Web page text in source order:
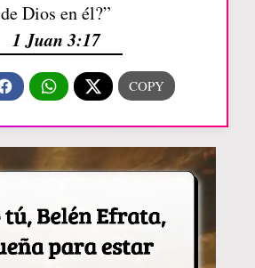
de Dios en él?”
1 Juan 3:17